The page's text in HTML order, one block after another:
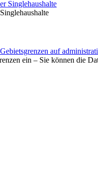
auf
ein – Sie können die